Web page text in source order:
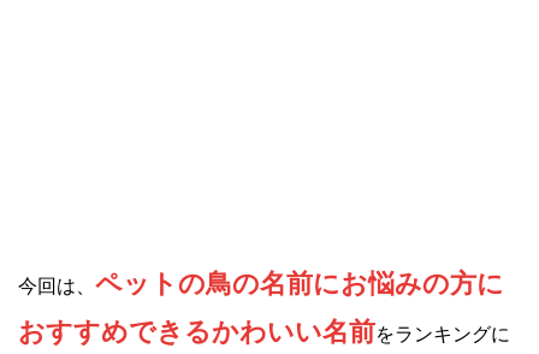
今回は、 ペットの鳥の名前にお悩みの方に
おすすめできるかわいい名前をランキングに